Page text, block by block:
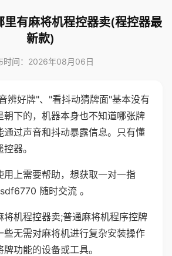
里有麻将机程控器卖(程控器最
新款)
时间：2026年08月06日
辨好牌"、"看抖动猜牌面"基本没有
朝下的，机器本身也不知道哪张牌
通过声音和抖动暴露信息。只有懂
器。
用上需要帮助，想获取一对一指
随时交流 。
将机程控器卖;普通麻将机程序控牌
些无需对麻将机进行复杂安装操作
功能的设备或工具。